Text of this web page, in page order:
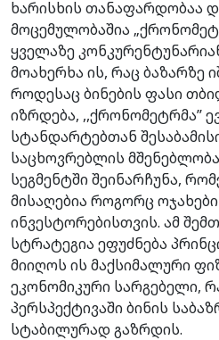
ხარისხის თანაფარდობაა
მოცემულობაშია
ყველაზე
მოახერხა ის, რაც ბაზარზე
როდესაც ბინების ფასი
იზრდება, ,,ქრონომეტრმა’’
სტანდარტებთან
საცხოვრებლის
სეგმენტში შეინარჩუნა,
მისაღებია როგორც
ინვესტორებისთვის. ამ
სტრატეგია ეფუძნება
მიიღოს ის მაქსიმალური
ეკონომიკური სარგებელი,
პერსპექტივაში ბინის
სტაბილურად გაზრდის.